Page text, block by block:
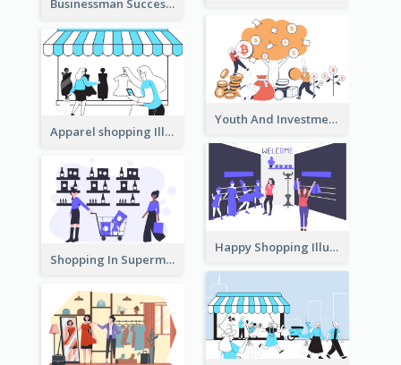
Businessman Success Illustration
Youth And Investment Illustration
Apparel shopping Illustration
Happy Shopping Illustration
Shopping In Supermarket Illustration